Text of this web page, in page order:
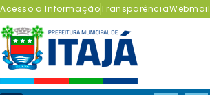
Acesso a InformaçãoTransparênciaWebmail